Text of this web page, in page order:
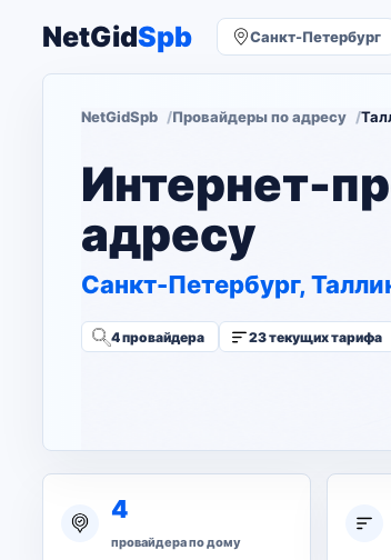
NetGidSpb Санкт-Петербург
NetGidSpb Провайдеры по адресу
Интернет-
адресу
Санкт-Петербург,
4 провайдера 23 текущих тарифа
4
провайдера по дому